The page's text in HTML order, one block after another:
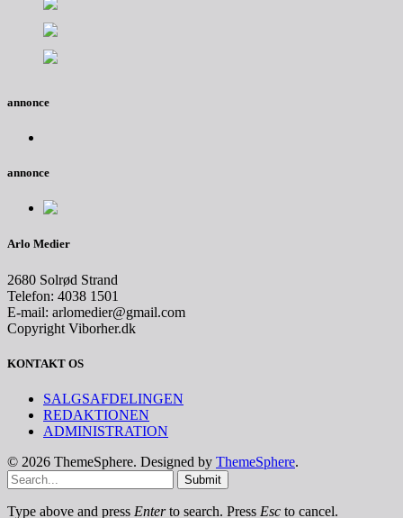
annonce
annonce
Arlo Medier
2680 Solrød Strand
Telefon: 4038 1501
E-mail: arlomedier@gmail.com
Copyright Viborher.dk
KONTAKT OS
SALGSAFDELINGEN
REDAKTIONEN
ADMINISTRATION
© 2026 ThemeSphere. Designed by ThemeSphere.
Submit
Type above and press Enterto search. Press Esc to cancel.